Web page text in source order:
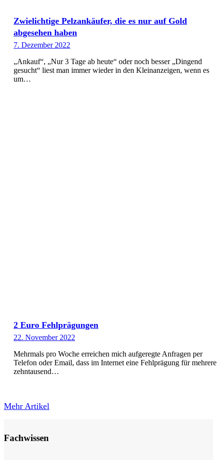
Zwielichtige Pelzankäufer, die es nur auf Gold
abgesehen haben
7. Dezember 2022
„Ankauf“, „Nur 3 Tage ab heute“ oder noch besser „Dingend
gesucht“ liest man immer wieder in den Kleinanzeigen, wenn es
um…
2 Euro Fehlprägungen
22. November 2022
Mehrmals pro Woche erreichen mich aufgeregte Anfragen per
Telefon oder Email, dass im Internet eine Fehlprägung für mehrere
zehntausend…
Mehr Artikel
Fachwissen